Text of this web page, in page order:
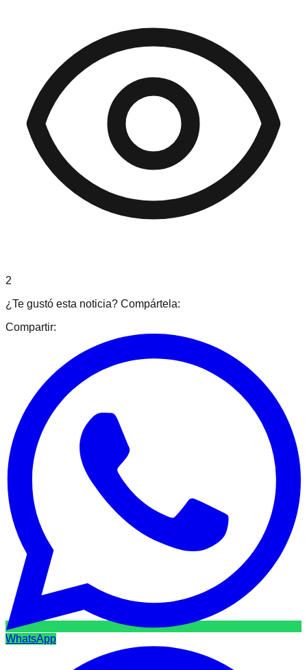
2
¿Te gustó esta noticia? Compártela:
Compartir:
WhatsApp